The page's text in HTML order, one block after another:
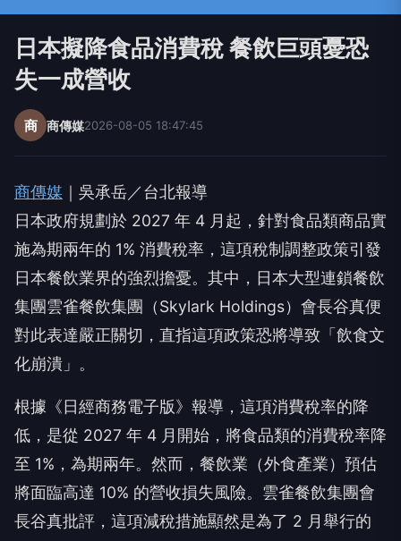
日本擬降食品消費稅 餐飲巨頭憂恐
失一成營收
商 商傳媒2026-08-05 18:47:45
商傳媒 ｜吳承岳／台北報導
日本政府規劃於 2027 年 4 月起，針對食品類商品實
施為期兩年的 1% 消費稅率，這項稅制調整政策引發
日本餐飲業界的強烈擔憂。其中，日本大型連鎖餐飲
集團雲雀餐飲集團（Skylark Holdings）會長谷真便
對此表達嚴正關切，直指這項政策恐將導致「飲食文
化崩潰」。
根據《日經商務電子版》報導，這項消費稅率的降
低，是從 2027 年 4 月開始，將食品類的消費稅率降
至 1%，為期兩年。然而，餐飲業（外食產業）預估
將面臨高達 10% 的營收損失風險。雲雀餐飲集團會
長谷真批評，這項減稅措施顯然是為了 2 月舉行的